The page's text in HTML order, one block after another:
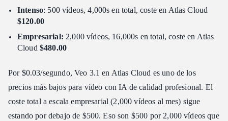
Intenso: 500 vídeos, 4,000s en total, coste en Atlas Cloud
$120.00
Empresarial: 2,000 vídeos, 16,000s en total, coste en Atlas
Cloud $480.00
Por $0.03/segundo, Veo 3.1 en Atlas Cloud es uno de los
precios más bajos para vídeo con IA de calidad profesional. El
coste total a escala empresarial (2,000 vídeos al mes) sigue
estando por debajo de $500. Eso son $500 por 2,000 vídeos que